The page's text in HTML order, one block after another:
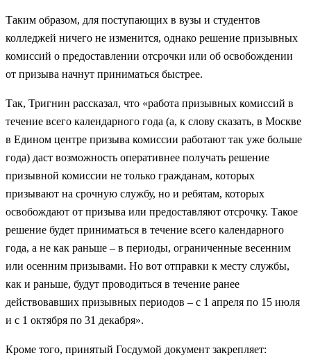
Таким образом, для поступающих в вузы и студентов
колледжей ничего не изменится, однако решение призывных
комиссий о предоставлении отсрочки или об освобождении
от призыва начнут приниматься быстрее.
Так, Тригнин рассказал, что «работа призывных комиссий в
течение всего календарного года (а, к слову сказать, в Москве
в Едином центре призыва комиссии работают так уже больше
года) даст возможность оперативнее получать решение
призывной комиссии не только гражданам, которых
призывают на срочную службу, но и ребятам, которых
освобождают от призыва или предоставляют отсрочку. Такое
решение будет приниматься в течение всего календарного
года, а не как раньше – в периоды, ограниченные весенним
или осенним призывами. Но вот отправки к месту службы,
как и раньше, будут проводиться в течение ранее
действовавших призывных периодов – с 1 апреля по 15 июля
и с 1 октября по 31 декабря».
Кроме того, принятый Госдумой документ закрепляет: